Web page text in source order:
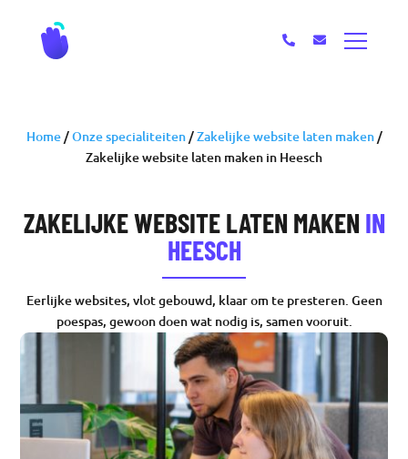
Home/Onze specialiteiten/Zakelijke website laten maken/
Zakelijke website laten maken in Heesch
ZAKELIJKE WEBSITE LATEN MAKEN IN
HEESCH
Eerlijke websites, vlot gebouwd, klaar om te presteren. Geen
poespas, gewoon doen wat nodig is, samen vooruit.